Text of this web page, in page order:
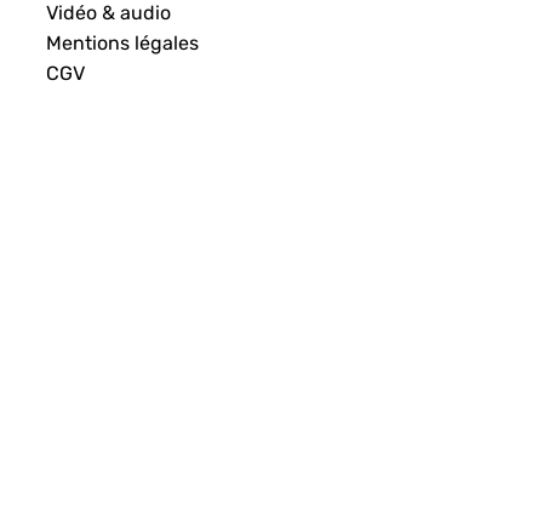
Vidéo & audio
Mentions légales
CGV